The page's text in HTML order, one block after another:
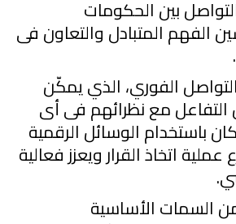
بين الحكومات
الفهم المتبادل والتعاون فى
الفوري، الذييمكّن
التفاعل مع نظرائهم فى أى
باستخدام الوسائل الرقمية
اتخاذ القرار ويعزز فعالية
.
السمات الأساسية